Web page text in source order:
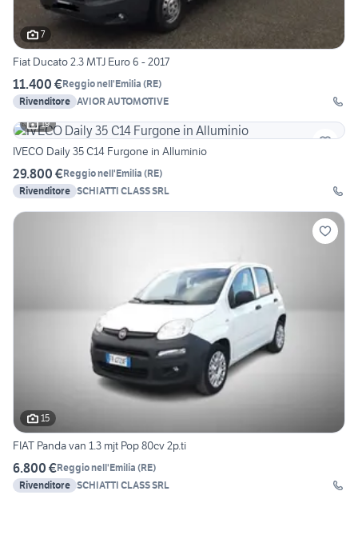
7
Fiat Ducato 2.3 MTJ Euro 6 - 2017
11.400 €Reggio nell'Emilia (RE)
Rivenditore AVIOR AUTOMOTIVE
19
IVECO Daily 35 C14 Furgone in Alluminio
29.800 €Reggio nell'Emilia (RE)
Rivenditore SCHIATTI CLASS SRL
15
FIAT Panda van 1.3 mjt Pop 80cv 2p.ti
6.800 €Reggio nell'Emilia (RE)
Rivenditore SCHIATTI CLASS SRL